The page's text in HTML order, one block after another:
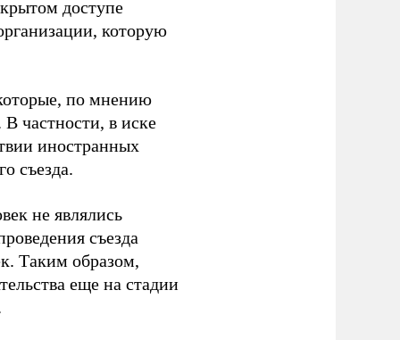
доступе
которую
по мнению
частности, в иске
иностранных
съезда.
не являлись
съезда
Таким образом,
еще на стадии